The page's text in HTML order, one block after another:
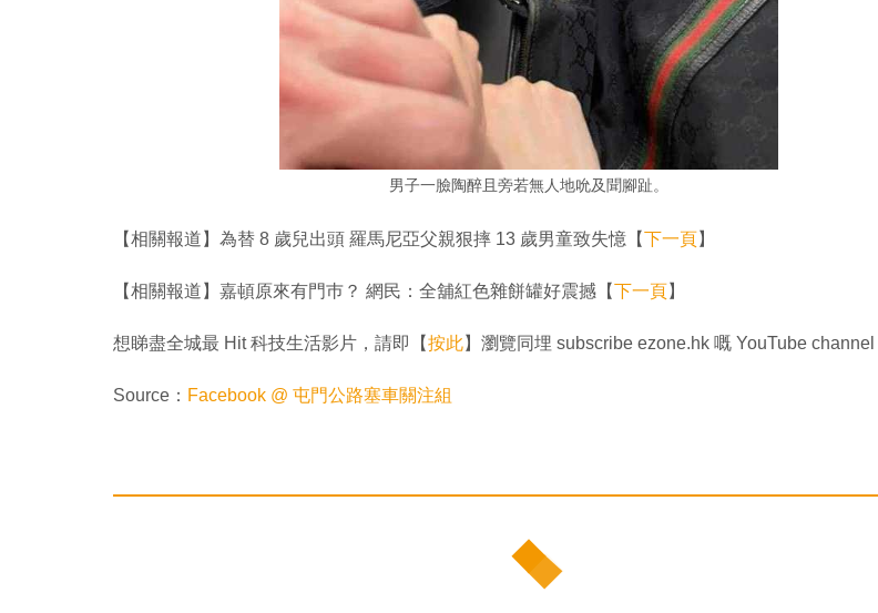
男子一臉陶醉且旁若無人地吮及聞腳趾。
【相關報道】為替 8 歲兒出頭 羅馬尼亞父親狠摔 13 歲男童致失憶【下一頁】
【相關報道】嘉頓原來有門巿？ 網民：全舖紅色雜餅罐好震撼【下一頁】
想睇盡全城最 Hit 科技生活影片，請即【按此】瀏覽同埋 subscribe ezone.hk 嘅 YouTube channel
Source： Facebook @ 屯門公路塞車關注組